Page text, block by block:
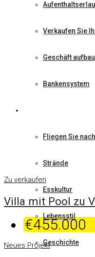
Verkaufen Sie
Geschäft
Bankensystem
Fliegen Sie
Strände
Esskultur
Lebensstil
Geschichte
Zu verkaufen
Villa mit Pool zu
€455.000
Neues Projekt